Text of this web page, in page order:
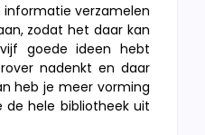
informatie verzamelen
zodat het daar kan
goede ideen hebt
nadenkt en daar
heb je meer vorming
hele bibliotheek uit